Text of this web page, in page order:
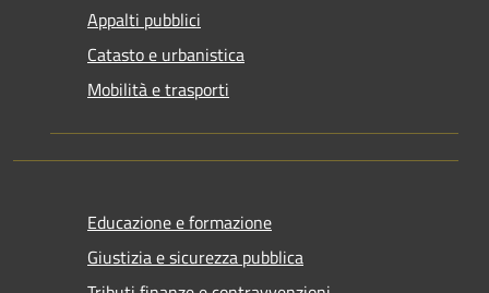
Appalti pubblici
Catasto e urbanistica
Mobilità e trasporti
Educazione e formazione
Giustizia e sicurezza pubblica